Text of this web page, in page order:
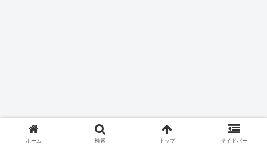
ホーム 検索 トップ サイドバー